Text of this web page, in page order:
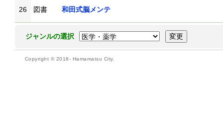
26 図書 和田式脳メンテ
ジャンルの選択
Copyright © 2018- Hamamatsu City.